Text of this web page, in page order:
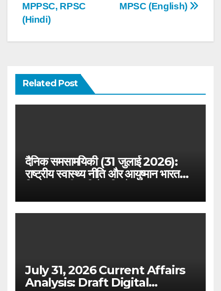
MPSC (English)
MPPSC, RPSC
(Hindi)
Related Post
दैनिक समसामयिकी (31 जुलाई 2026):
राष्ट्रीय स्वास्थ्य नीति और आयुष्मान भारत
July 31, 2026 Current Affairs
Analysis: Draft Digital